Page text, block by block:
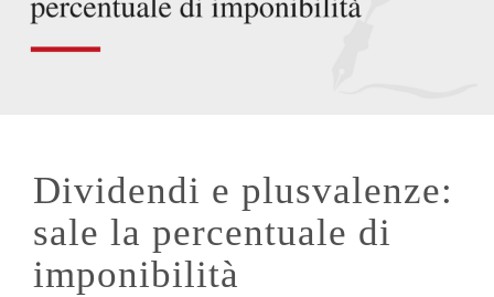
Dividendi e plusvalenze:
sale la percentuale di
imponibilità